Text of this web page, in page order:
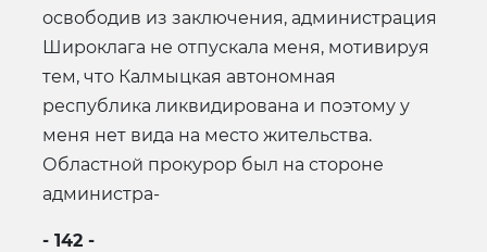
освободив из заключения, администрация
Широклага не отпускала меня, мотивируя
тем, что Калмыцкая автономная
республика ликвидирована и поэтому у
меня нет вида на место жительства.
Областной прокурор был на стороне
администра-
- 142 -